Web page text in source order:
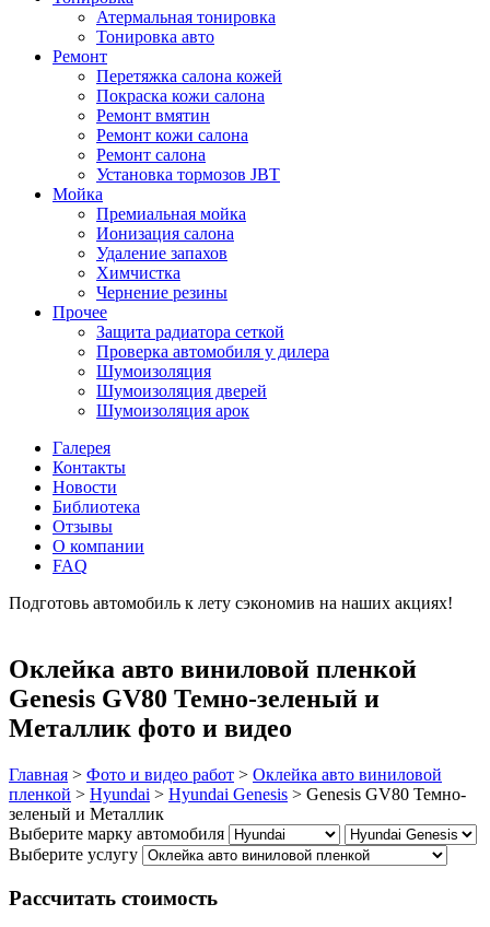
Атермальная тонировка
Тонировка авто
Ремонт
Перетяжка салона кожей
Покраска кожи салона
Ремонт вмятин
Ремонт кожи салона
Ремонт салона
Установка тормозов JBT
Мойка
Премиальная мойка
Ионизация салона
Удаление запахов
Химчистка
Чернение резины
Прочее
Защита радиатора сеткой
Проверка автомобиля у дилера
Шумоизоляция
Шумоизоляция дверей
Шумоизоляция арок
Галерея
Контакты
Новости
Библиотека
Отзывы
О компании
FAQ
Подготовь автомобиль к лету сэкономив на наших акциях!
Оклейка авто виниловой пленкой
Genesis GV80 Темно-зеленый и
Металлик фото и видео
Главная > Фото и видео работ > Оклейка авто виниловой
пленкой > Hyundai > Hyundai Genesis > Genesis GV80 Темно-
зеленый и Металлик
Выберите марку автомобиля
Выберите услугу
Рассчитать стоимость